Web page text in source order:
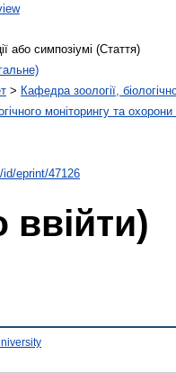
або симпозіумі (Стаття)
> Кафедра зоології,
моніторингу та
eprint/47126
ввійти)